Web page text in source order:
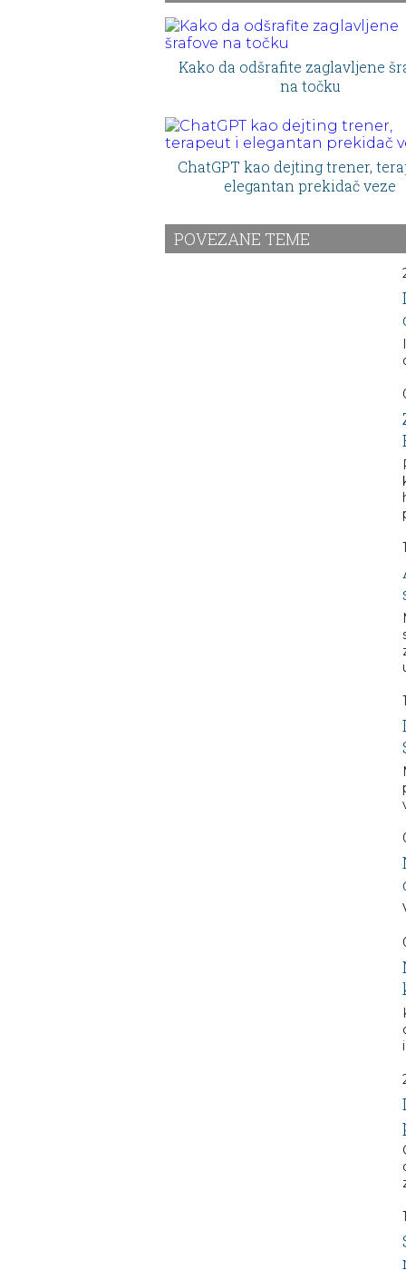
Kako da odšrafite zaglavljene
na točku
ChatGPT kao dejting trener,
elegantan prekidač veze
POVEZANE TEME